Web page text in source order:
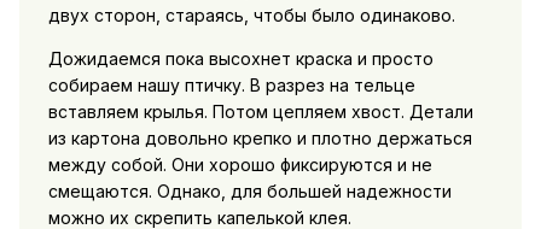
двух сторон, стараясь, чтобы было одинаково.
Дожидаемся пока высохнет краска и просто
собираем нашу птичку. В разрез на тельце
вставляем крылья. Потом цепляем хвост. Детали
из картона довольно крепко и плотно держаться
между собой. Они хорошо фиксируются и не
смещаются. Однако, для большей надежности
можно их скрепить капелькой клея.